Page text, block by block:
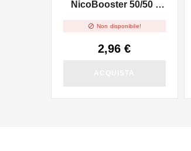
NicoBooster 50/50 -
 Non disponibile!
2,96 €